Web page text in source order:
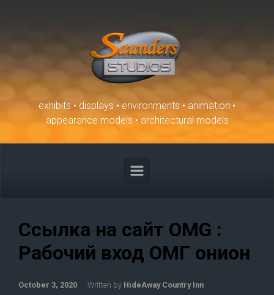
exhibits • displays • environments • animation •
appearance models • architectural models
Ссылка на сайт OMG :
Рабочий вход ОМГ онион
October 3, 2020 Written by HideAway Country Inn